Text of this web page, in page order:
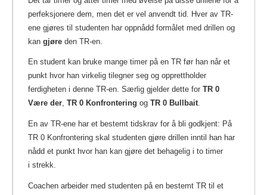
perfeksjonere dem, men det er vel anvendt tid. Hver av TR-
ene gjøres til studenten har oppnådd formålet med drillen og
kan gjøre den TR-en.
En student kan bruke mange timer på en TR før han når et
punkt hvor han virkelig tilegner seg og opprettholder
ferdigheten i denne TR-en. Særlig gjelder dette for TR 0
Være der, TR 0 Konfrontering og TR 0 Bullbait.
En av TR-ene har et bestemt tidskrav for å bli godkjent: På
TR 0 Konfrontering skal studenten gjøre drillen inntil han har
nådd et punkt hvor han kan gjøre det behagelig i to timer
i strekk.
Coachen arbeider med studenten på en bestemt TR til et